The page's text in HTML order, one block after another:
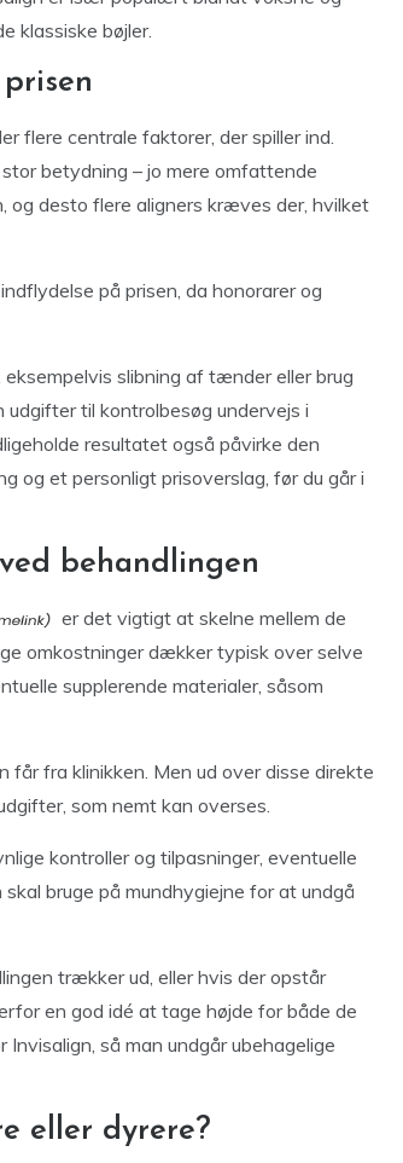
klassiske bøjler.
flere centrale faktorer, der spiller ind.
betydning – jo mere omfattende
og desto flere aligners kræves der, hvilket
på prisen, da honorarer og
slibning af tænder eller brug
til kontrolbesøg undervejs i
resultatet også påvirke den
og et personligt prisoverslag, før du går i
behandlingen
er det vigtigt at skelne mellem de
omkostninger dækker typisk over selve
supplerende materialer, såsom
fra klinikken. Men ud over disse direkte
som nemt kan overses.
kontroller og tilpasninger, eventuelle
bruge på mundhygiejne for at undgå
trækker ud, eller hvis der opstår
en god idé at tage højde for både de
så man undgår ubehagelige
eller dyrere?